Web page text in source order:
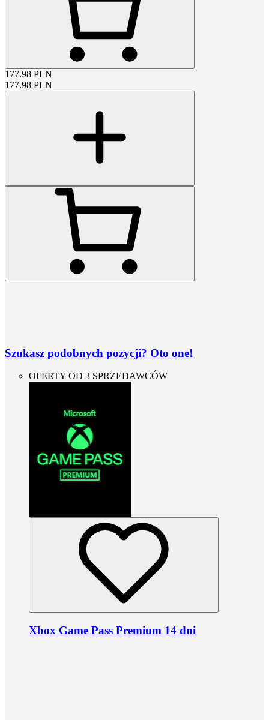
177.98 PLN
177.98 PLN
Szukasz podobnych pozycji? Oto one!
OFERTY OD 3 SPRZEDAWCÓW
Xbox Game Pass Premium 14 dni